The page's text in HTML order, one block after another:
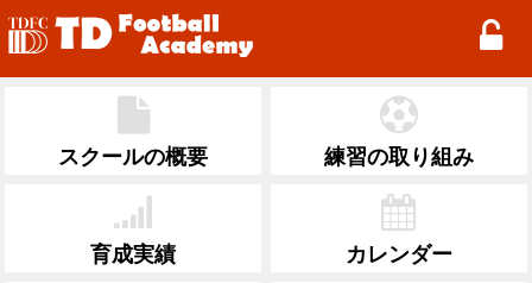
スクールの概要 練習の取り組み
育成実績 カレンダー